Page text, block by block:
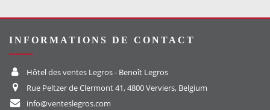
INFORMATIONS DE CONTACT
Hôtel des ventes Legros - Benoît Legros
Rue Peltzer de Clermont 41, 4800 Verviers, Belgium
info@venteslegros.com